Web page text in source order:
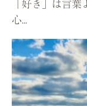
「好き」は言
心...